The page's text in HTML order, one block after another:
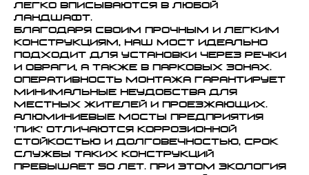
легко вписываются в любой
ландшафт.
Благодаря своим прочным и легким
конструкциям, наш мост идеально
подходит для установки через речки
и овраги, а также в парковых зонах.
Оперативность монтажа гарантирует
минимальные неудобства для
местных жителей и проезжающих.
Алюминиевые мосты Предприятия
'ПИК' отличаются коррозионной
стойкостью и долговечностью, срок
службы таких конструкций
превышает 50 лет. При этом экология